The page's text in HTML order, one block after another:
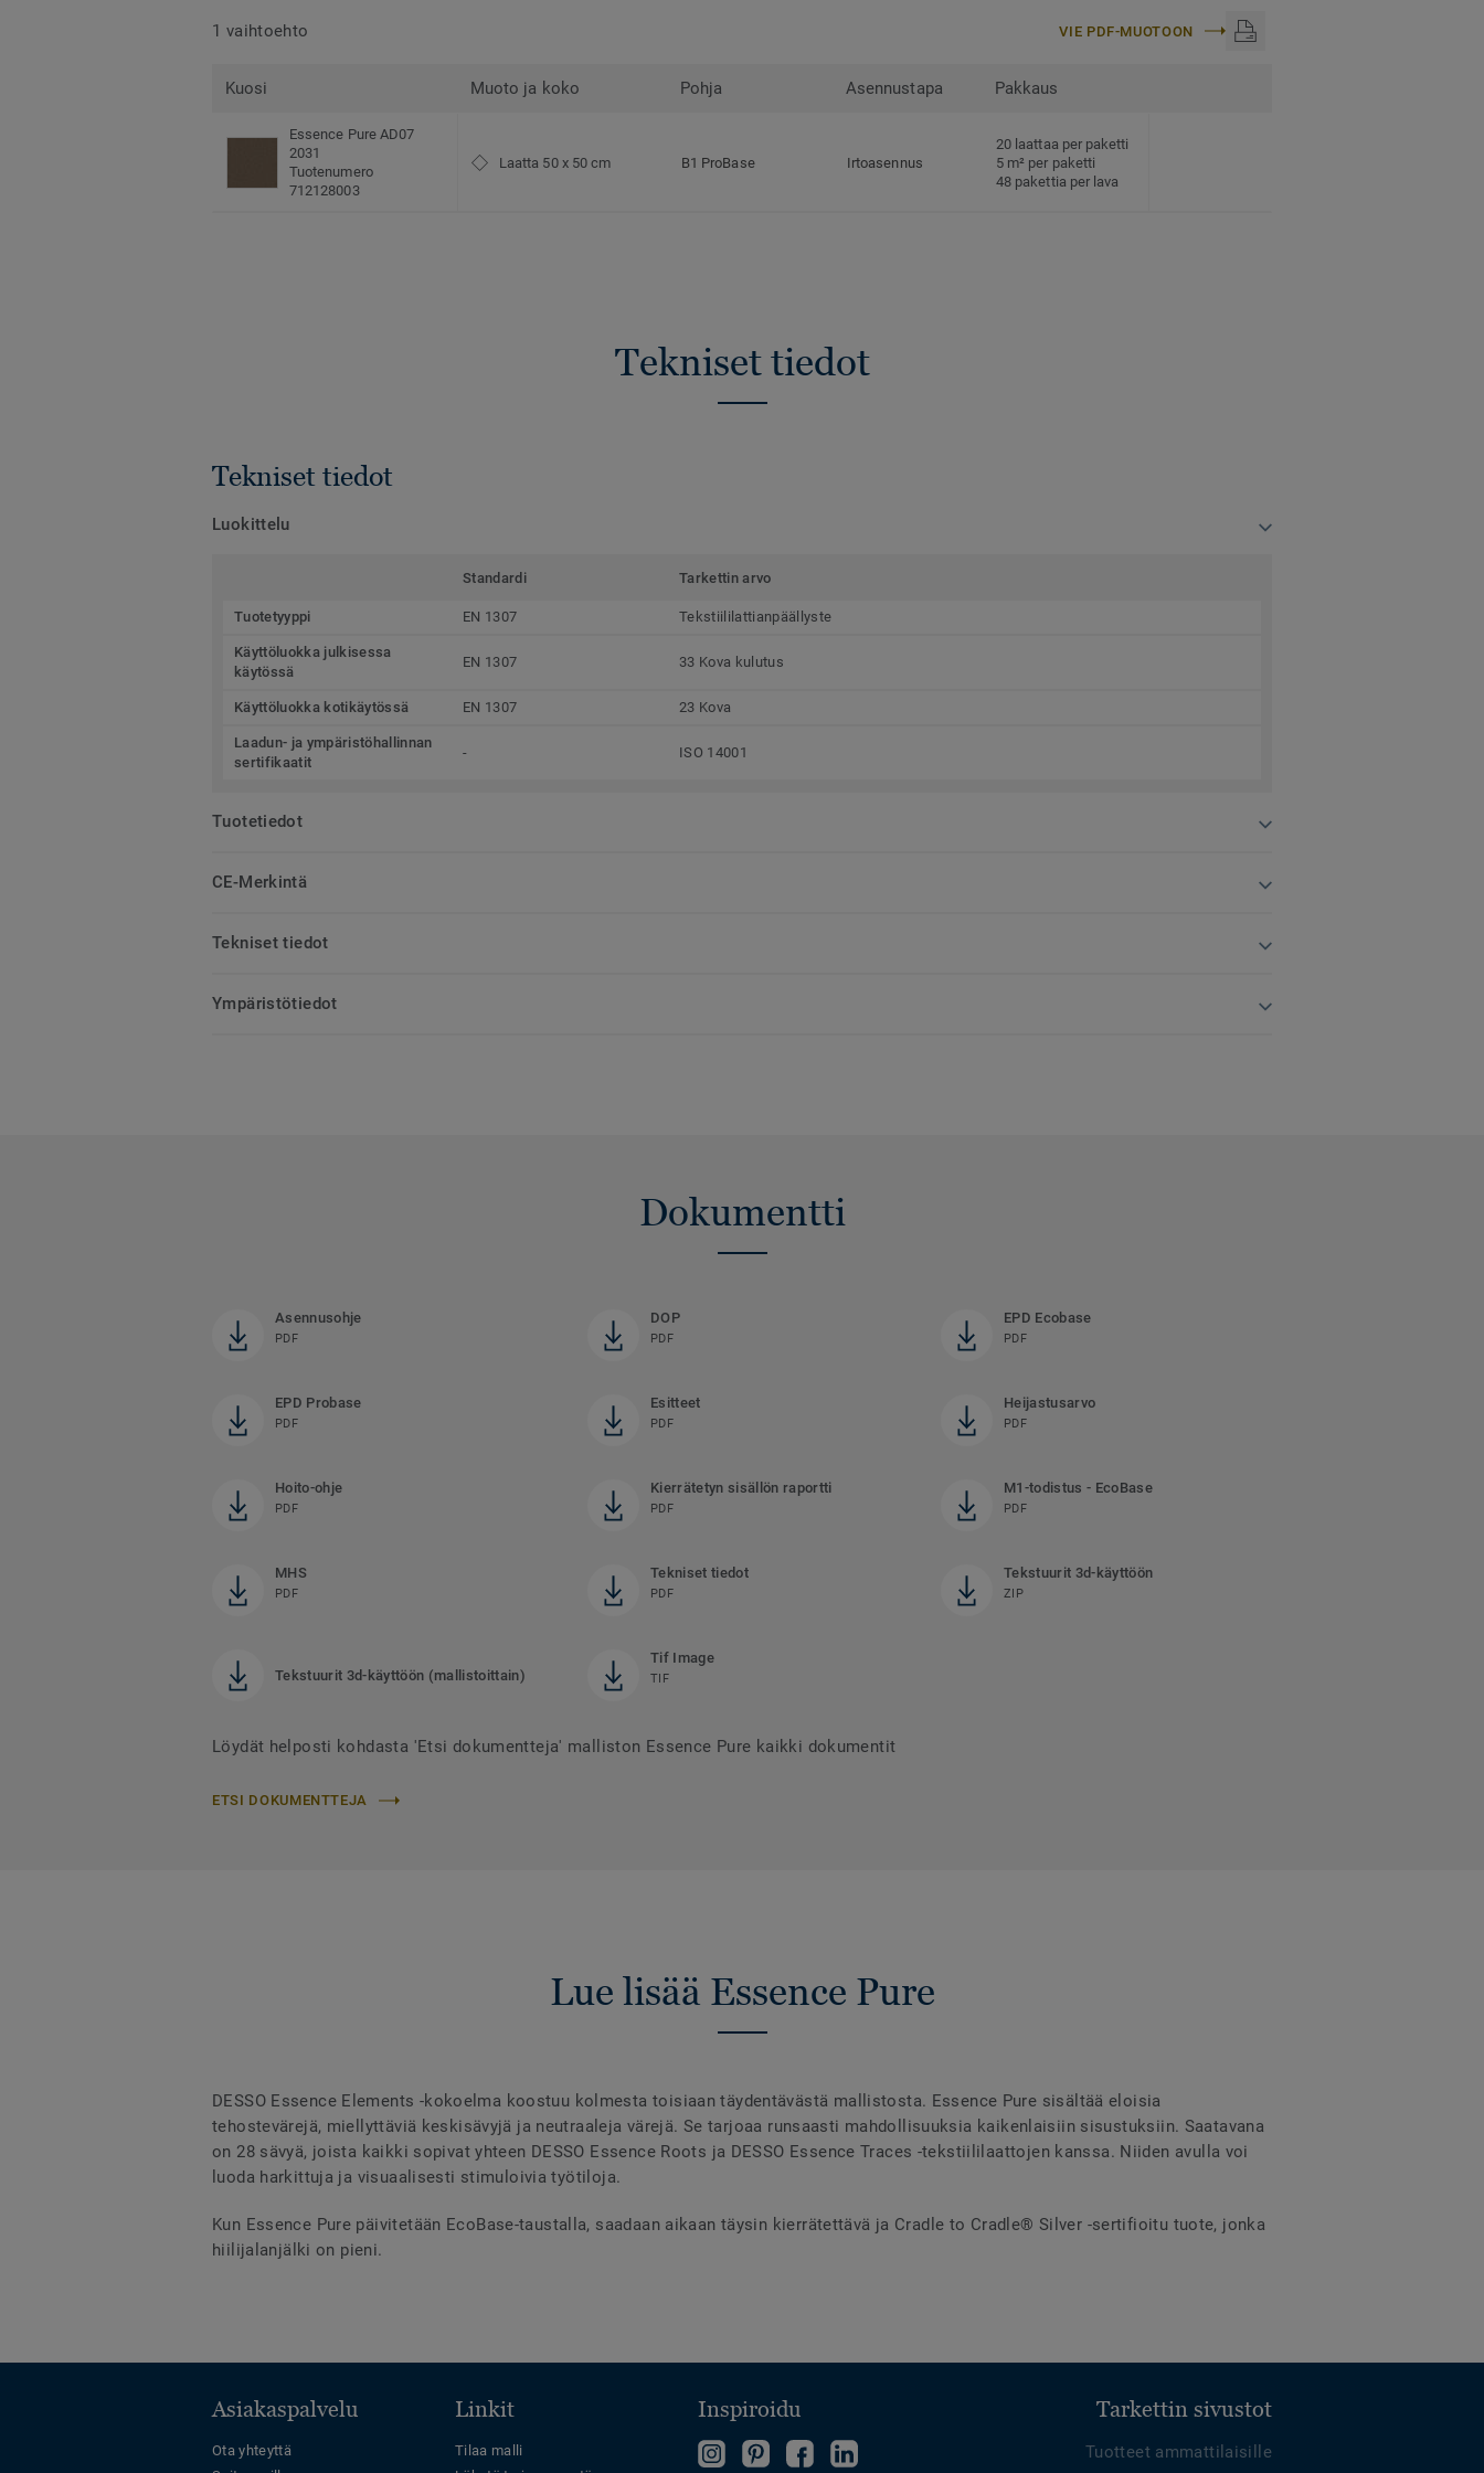
1 vaihtoehto VIE PDF-MUOTOON
Kuosi Muoto ja koko Pohja Asennustapa Pakkaus
Essence Pure AD07
2031
Tuotenumero
712128003
Laatta 50 x 50 cm B1 ProBase Irtoasennus
20 laattaa per paketti
5 m² per paketti
48 pakettia per lava
Tekniset tiedot
Tekniset tiedot
Luokittelu
Standardi Tarkettin arvo
Tuotetyyppi EN 1307 Tekstiililattianpäällyste
Käyttöluokka julkisessa
käytössä
EN 1307 33 Kova kulutus
Käyttöluokka kotikäytössä EN 1307 23 Kova
Laadun- ja ympäristöhallinnan
sertifikaatit
- ISO 14001
Tuotetiedot
CE-Merkintä
Tekniset tiedot
Ympäristötiedot
Dokumentti
Asennusohje
PDF
DOP
PDF
EPD Ecobase
PDF
EPD Probase
PDF
Esitteet
PDF
Heijastusarvo
PDF
Hoito-ohje
PDF
Kierrätetyn sisällön raportti
PDF
M1-todistus - EcoBase
PDF
MHS
PDF
Tekniset tiedot
PDF
Tekstuurit 3d-käyttöön
ZIP
Tekstuurit 3d-käyttöön (mallistoittain)
Tif Image
TIF
Löydät helposti kohdasta 'Etsi dokumentteja' malliston Essence Pure kaikki dokumentit
ETSI DOKUMENTTEJA
Lue lisää Essence Pure
DESSO Essence Elements -kokoelma koostuu kolmesta toisiaan täydentävästä mallistosta. Essence Pure sisältää eloisia
tehostevärejä, miellyttäviä keskisävyjä ja neutraaleja värejä. Se tarjoaa runsaasti mahdollisuuksia kaikenlaisiin sisustuksiin. Saatavana
on 28 sävyä, joista kaikki sopivat yhteen DESSO Essence Roots ja DESSO Essence Traces -tekstiililaattojen kanssa. Niiden avulla voi
luoda harkittuja ja visuaalisesti stimuloivia työtiloja.
Kun Essence Pure päivitetään EcoBase-taustalla, saadaan aikaan täysin kierrätettävä ja Cradle to Cradle® Silver -sertifioitu tuote, jonka
hiilijalanjälki on pieni.
Asiakaspalvelu
Ota yhteyttä
Linkit
Tilaa malli
Inspiroidu
FollowTutustuTykkääFollow
Tarkettin sivustot
Tuotteet ammattilaisille